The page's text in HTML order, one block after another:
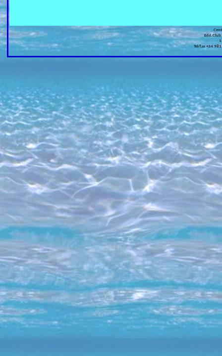
Edif.